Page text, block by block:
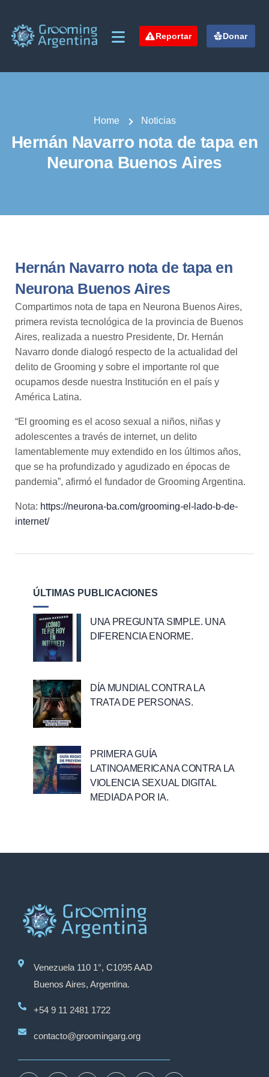
Reportar Donar
Home Noticias
Hernán Navarro nota de tapa en
Neurona Buenos Aires
Hernán Navarro nota de tapa en
Neurona Buenos Aires
Compartimos nota de tapa en Neurona Buenos Aires,
primera revista tecnológica de la provincia de Buenos
Aires, realizada a nuestro Presidente, Dr. Hernán
Navarro donde dialogó respecto de la actualidad del
delito de Grooming y sobre el importante rol que
ocupamos desde nuestra Institución en el país y
América Latina.
“El grooming es el acoso sexual a niños, niñas y
adolescentes a través de internet, un delito
lamentablemente muy extendido en los últimos años,
que se ha profundizado y agudizado en épocas de
pandemia”, afirmó el fundador de Grooming Argentina.
Nota: https://neurona-ba.com/grooming-el-lado-b-de-
internet/
ÚLTIMAS PUBLICACIONES
UNA PREGUNTA SIMPLE. UNA
DIFERENCIA ENORME.
DÍA MUNDIAL CONTRA LA
TRATA DE PERSONAS.
PRIMERA GUÍA
LATINOAMERICANA CONTRA LA
VIOLENCIA SEXUAL DIGITAL
MEDIADA POR IA.
Venezuela 110 1°, C1095 AAD
Buenos Aires, Argentina.
+54 9 11 2481 1722
contacto@groomingarg.org